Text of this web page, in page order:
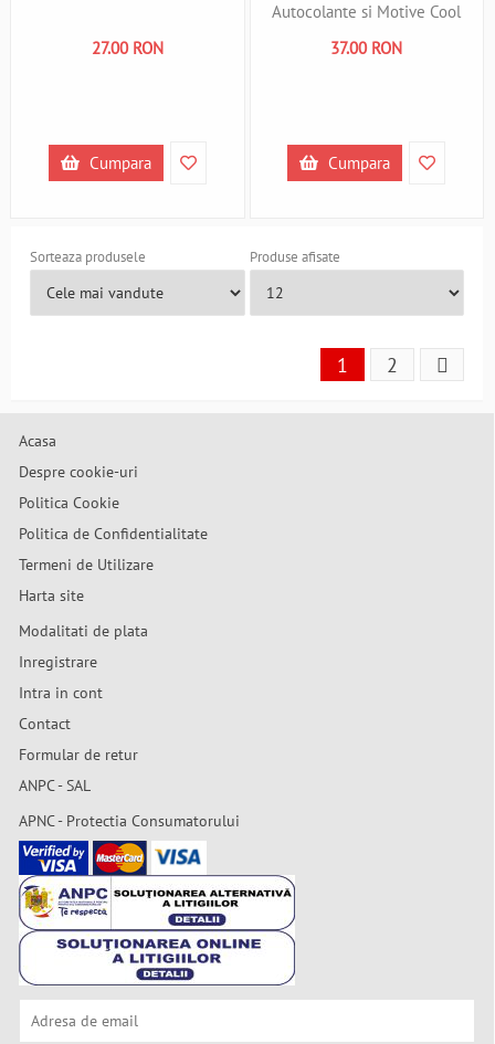
27.00 RON
Cumpara
Autocolante si Motive Cool
37.00 RON
Cumpara
Sorteaza produsele Produse afisate
1 2
Acasa
Despre cookie-uri
Politica Cookie
Politica de Confidentialitate
Termeni de Utilizare
Harta site
Modalitati de plata
Inregistrare
Intra in cont
Contact
Formular de retur
ANPC - SAL
APNC - Protectia Consumatorului